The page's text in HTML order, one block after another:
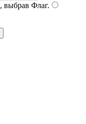
выбрав Флаг.